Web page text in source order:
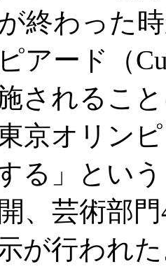
終わった
アード（
されるこ
京オリン
る」とい
、芸術部
が行われ